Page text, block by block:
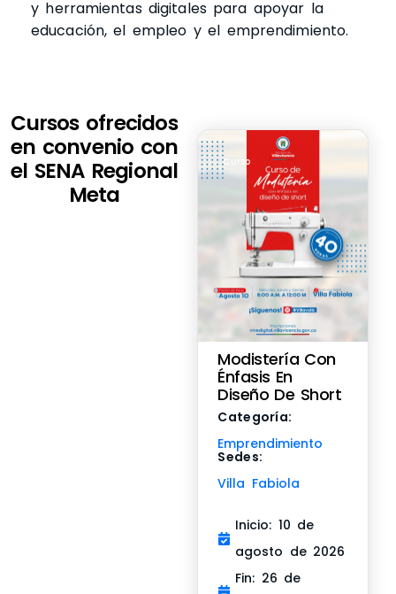
y herramientas digitales para apoyar la
educación, el empleo y el emprendimiento.
Cursos ofrecidos
en convenio con
el SENA Regional
Meta
Curso
Modistería Con
Énfasis En
Diseño De Short
Categoría:
Emprendimiento
Sedes:
Villa Fabiola
Inicio: 10 de
agosto de 2026
Fin: 26 de